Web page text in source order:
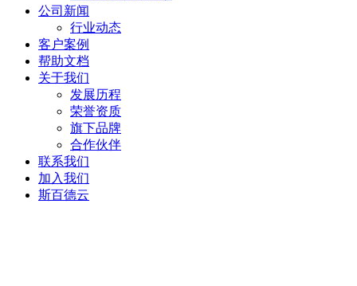
公司新闻
行业动态
客户案例
帮助文档
关于我们
发展历程
荣誉资质
旗下品牌
合作伙伴
联系我们
加入我们
斯百德云